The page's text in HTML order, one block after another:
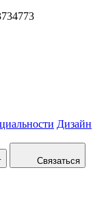
Дизайн
Связаться